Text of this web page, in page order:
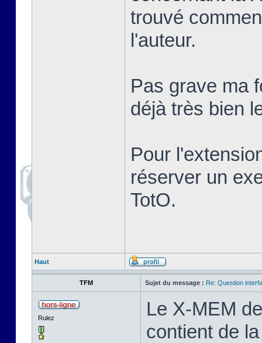
trouvé
l'auteur.
Pas grave ma
déjà très bien
Pour
réserver un
TotO.
Haut
TFM Sujet du message : Re: Question
Rulez
Le X-MEM
contient de